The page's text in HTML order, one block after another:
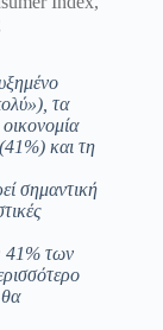
τα
και τη
σημαντική
41% των